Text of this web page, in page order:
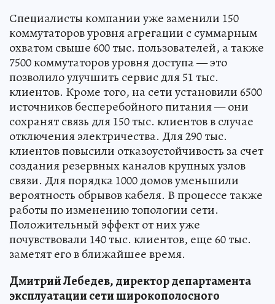
Специалисты компании уже заменили 150
коммутаторов уровня агрегации с суммарным
охватом свыше 600 тыс. пользователей, а также
7500 коммутаторов уровня доступа — это
позволило улучшить сервис для 51 тыс.
клиентов. Кроме того, на сети установили 6500
источников бесперебойного питания — они
сохранят связь для 150 тыс. клиентов в случае
отключения электричества. Для 290 тыс.
клиентов повысили отказоустойчивость за счет
создания резервных каналов крупных узлов
связи. Для порядка 1000 домов уменьшили
вероятность обрывов кабеля. В процессе также
работы по изменению топологии сети.
Положительный эффект от них уже
почувствовали 140 тыс. клиентов, еще 60 тыс.
заметят его в ближайшее время.
Дмитрий Лебедев, директор департамента
эксплуатации сети широкополосного